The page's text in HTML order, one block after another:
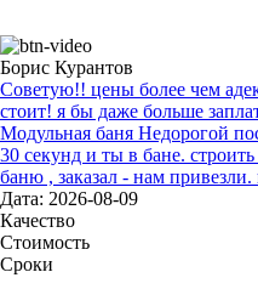
Борис Курантов
Советую!! цены более чем
стоит! я бы даже больше
Модульная баня Недорогой
30 секунд и ты в бане.
баню , заказал - нам привезли.
Дата: 2026-08-09
Качество
Стоимость
Сроки